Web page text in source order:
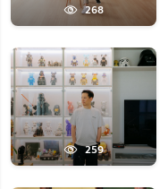
268
259